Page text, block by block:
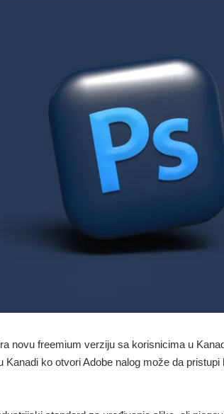
novu freemium verziju sa korisnicima u
Kanadi ko otvori Adobe nalog može da